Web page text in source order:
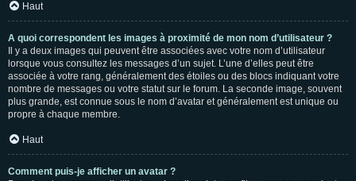
Haut
A quoi correspondent les images à proximité de mon nom d’utilisateur ?
Il y a deux images qui peuvent être associées avec votre nom d’utilisateur
lorsque vous consultez les messages d’un sujet. L’une d’elles peut être
associée à votre rang, généralement des étoiles ou des blocs indiquant votre
nombre de messages ou votre statut sur le forum. La seconde image, souvent
plus grande, est connue sous le nom d’avatar et généralement est unique ou
propre à chaque membre.
Haut
Comment puis-je afficher un avatar ?